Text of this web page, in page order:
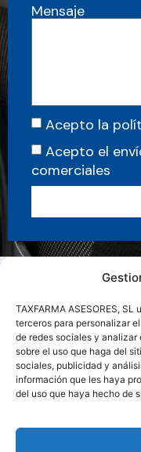
TAXFARMA ASESORES,
terceros para personalizar
de redes sociales y analizar
sobre el uso que haga del
sociales, publicidad y
información que les haya
del uso que haya hecho de
Mensaje
Acepto la
Acepto el
comerciales
Sobre